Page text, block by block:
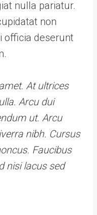
nulla pariatur.
non
officia deserunt
At ultrices
Arcu dui
ut. Arcu
nibh. Cursus
Faucibus
nisi lacus sed